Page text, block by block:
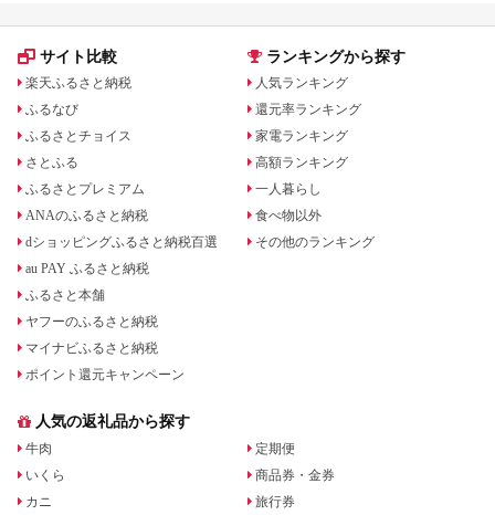
サイト比較
楽天ふるさと納税
ふるなび
ふるさとチョイス
さとふる
ふるさとプレミアム
ANAのふるさと納税
dショッピングふるさと納税百選
au PAY ふるさと納税
ふるさと本舗
ヤフーのふるさと納税
マイナビふるさと納税
ポイント還元キャンペーン
ランキングから探す
人気ランキング
還元率ランキング
家電ランキング
高額ランキング
一人暮らし
食べ物以外
その他のランキング
人気の返礼品から探す
牛肉
いくら
カニ
定期便
商品券・金券
旅行券